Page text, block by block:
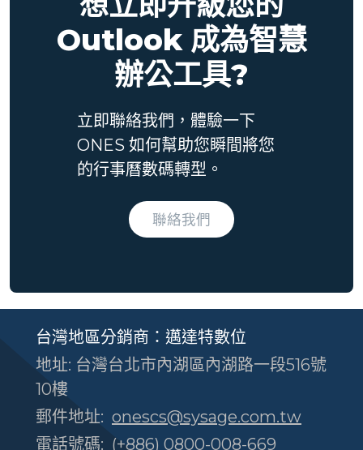
Outlook 成為智慧
辦公工具?
立即聯絡我們，體驗一下
ONES 如何幫助您瞬間將您
的行事曆數碼轉型。
聯絡我們
台灣地區分銷商：邁達特數位
地址: 台灣台北市內湖區內湖路一段516號
10樓
郵件地址: onescs@sysage.com.tw
電話號碼: (+886) 0800-008-669